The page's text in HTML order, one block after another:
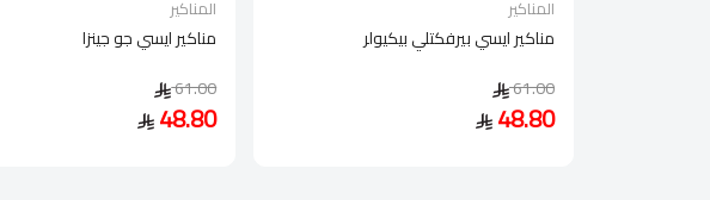
المناكير
مناكير ايسي جو جينزا
61.00
48.80
المناكير
مناكير ايسي بيرفكتلي بيكيولر
61.00
48.80